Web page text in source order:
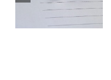
–
VOZAČ/DOSTAVLJAČ